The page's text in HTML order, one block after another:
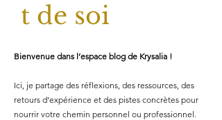
t de soi
Bienvenue dans l’espace blog de Krysalia !
Ici, je partage des réflexions, des ressources, des
retours d’expérience et des pistes concrètes pour
nourrir votre chemin personnel ou professionnel.